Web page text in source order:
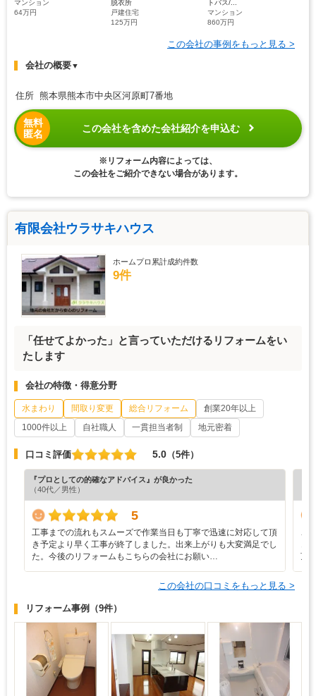
マンション
64万円
脱衣所
戸建住宅
125万円
トバス/...
マンション
860万円
この会社の事例をもっと見る >
会社の概要▼
住所 熊本県熊本市中央区河原町7番地
無料
匿名
この会社を含めた会社紹介を申込む
※リフォーム内容によっては、
この会社をご紹介できない場合があります。
有限会社ウラサキハウス
ホームプロ累計成約件数
9件
「任せてよかった」と言っていただけるリフォームをい
たします
会社の特徴・得意分野
水まわり 間取り変更 総合リフォーム
創業20年以上
1000件以上
自社職人 一貫担当者制 地元密着
口コミ評価 5.0 （5件）
『プロとしての的確なアドバイス』が良かった
（40代／男性）
5
工事までの流れもスムーズで作業当日も丁寧で迅速に対応して頂
き予定より早く工事が終了しました。出来上がりも大変満足でし
た。今後のリフォームもこちらの会社にお願い…
こ
頂
この会社の口コミをもっと見る >
リフォーム事例 （9件）